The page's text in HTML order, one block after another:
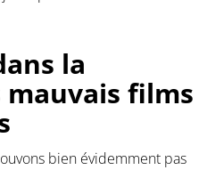
la
films
bien évidemment pas